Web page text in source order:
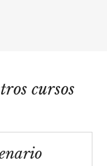
cursos